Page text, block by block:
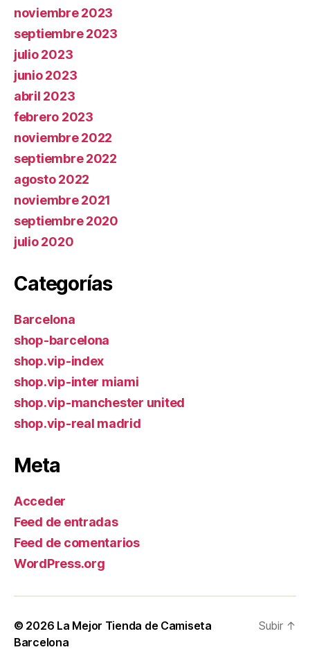
noviembre 2023
septiembre 2023
julio 2023
junio 2023
abril 2023
febrero 2023
noviembre 2022
septiembre 2022
agosto 2022
noviembre 2021
septiembre 2020
julio 2020
Categorías
Barcelona
shop-barcelona
shop.vip-index
shop.vip-inter miami
shop.vip-manchester united
shop.vip-real madrid
Meta
Acceder
Feed de entradas
Feed de comentarios
WordPress.org
© 2026 La Mejor Tienda de Camiseta
Barcelona
Subir ↑